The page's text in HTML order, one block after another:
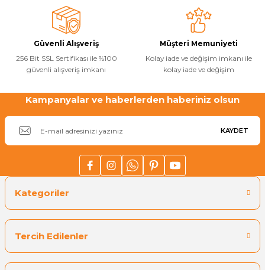
Havuz
Havuz Pompa
Havuz
Kuvars Cam
Ürün fiyatı diğer sitelerden daha pahalı.
Bu ürüne benzer farklı alternatifler olmalı.
Gönder
Güvenli Alışveriş
256 Bit SSL Sertifikası ile %100
güvenli alışveriş imkanı
Müşteri Memuniyeti
Kolay iade ve değişim imkanı ile
kolay iade ve değişim
Kampanyalar ve haberlerden haberiniz olsun
KAYDET
Kategoriler
Tercih Edilenler